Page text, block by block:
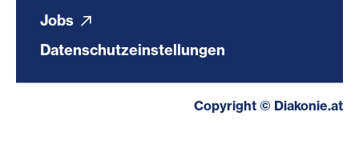
Jobs
Datenschutzeinstellungen
Copyright © Diakonie.at